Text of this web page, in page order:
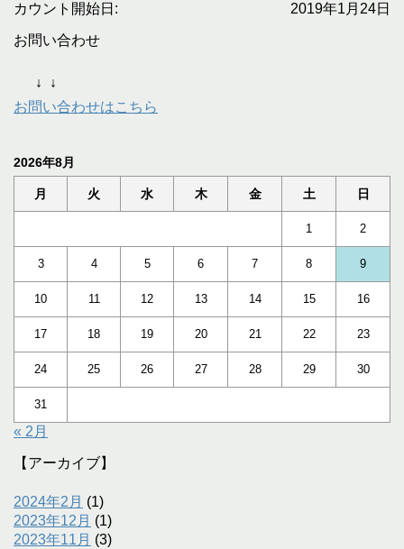
2019年1月24日
カウント開始日:
お問い合わせ
↓
↓
お問い合わせはこちら
2026年8月
月 火 水 木 金 土 日
1 2
3 4 5 6 7 8 9
10 11 12 13 14 15 16
17 18 19 20 21 22 23
24 25 26 27 28 29 30
31
« 2月
【アーカイブ】
2024年2月 (1)
2023年12月 (1)
2023年11月 (3)